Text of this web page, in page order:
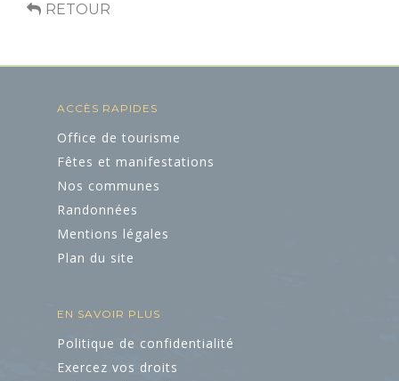
RETOUR
ACCÈS RAPIDES
Office de tourisme
Fêtes et manifestations
Nos communes
Randonnées
Mentions légales
Plan du site
EN SAVOIR PLUS
Politique de confidentialité
Exercez vos droits